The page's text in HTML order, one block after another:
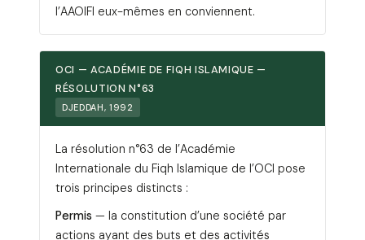
l’AAOIFI eux-mêmes en conviennent.
OCI — ACADÉMIE DE FIQH ISLAMIQUE —
RÉSOLUTION N°63
DJEDDAH, 1992
La résolution n°63 de l’Académie
Internationale du Fiqh Islamique de l’OCI pose
trois principes distincts :
Permis — la constitution d’une société par
actions ayant des buts et des activités